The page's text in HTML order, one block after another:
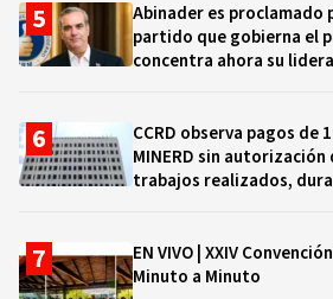
Abinader es proclamado
partido que gobierna el
concentra ahora su
CCRD observa pagos de
MINERD sin autorización
trabajos realizados,
EN VIVO | XXIV
Minuto a Minuto